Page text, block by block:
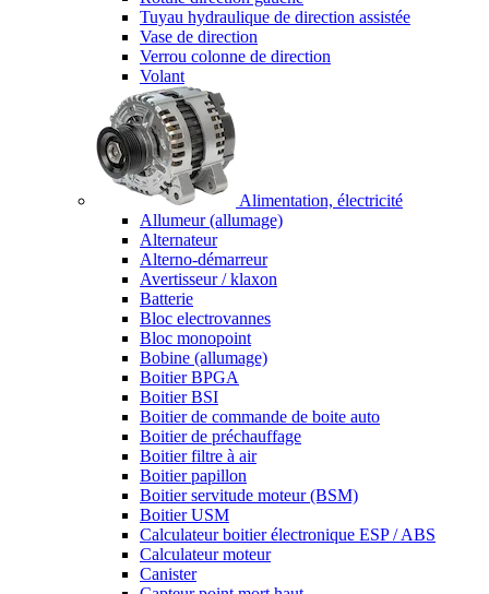
Tuyau hydraulique de direction assistée
Vase de direction
Verrou colonne de direction
Volant
Alimentation, électricité
Allumeur (allumage)
Alternateur
Alterno-démarreur
Avertisseur / klaxon
Batterie
Bloc electrovannes
Bloc monopoint
Bobine (allumage)
Boitier BPGA
Boitier BSI
Boitier de commande de boite auto
Boitier de préchauffage
Boitier filtre à air
Boitier papillon
Boitier servitude moteur (BSM)
Boitier USM
Calculateur boitier électronique ESP / ABS
Calculateur moteur
Canister